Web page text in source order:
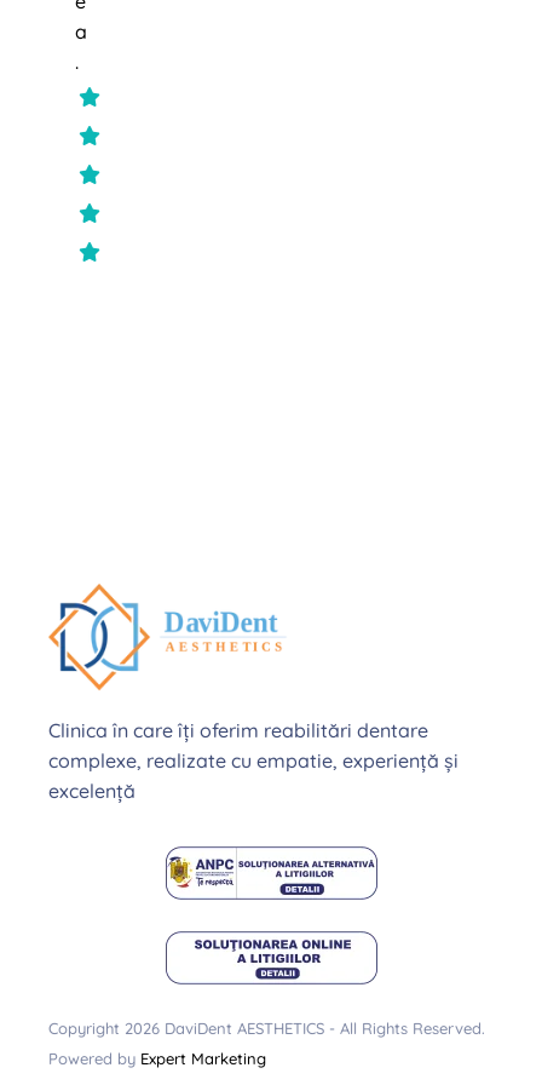
a
.
Clinica în care îți oferim reabilitări dentare
complexe, realizate cu empatie, experiență și
excelență
Copyright 2026 DaviDent AESTHETICS - All Rights Reserved.
Powered by Expert Marketing